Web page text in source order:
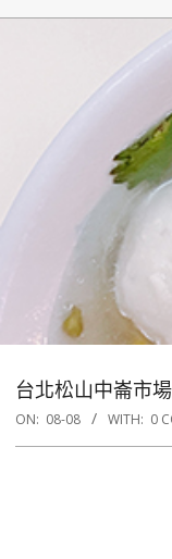
台北松山中崙市
ON: 08-08 WITH: 0